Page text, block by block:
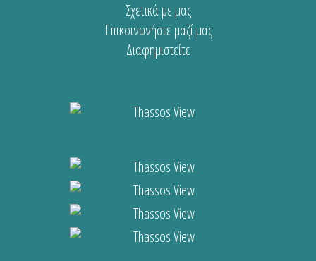
Σχετικά με μας
Επικοινωνήστε μαζί μας
Διαφημιστείτε